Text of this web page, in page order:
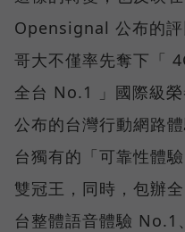
Opensignal 公布的評
哥大不僅率先奪下「
全台 No.1 」國際級
公布的台灣行動網路
台獨有的「可靠性體
雙冠王，同時，包辦
台整體語音體驗 No.1